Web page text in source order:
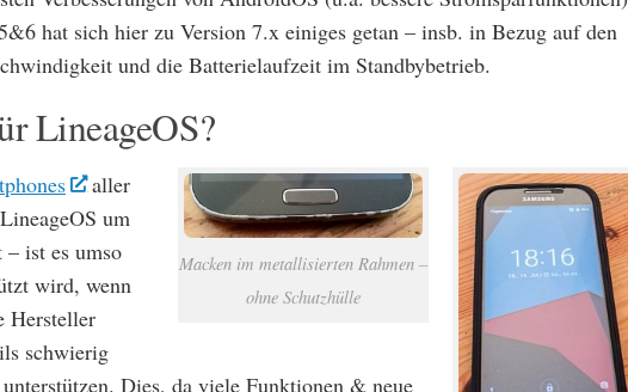
hat sich hier zu Version 7.x einiges getan – insb. in Bezug auf den
und die Batterielaufzeit im Standbybetrieb.
LineageOS?
Macken im metallisierten Rahmen –
ohne Schutzhülle
aller
um
ist es umso
wird, wenn
Hersteller
schwierig
Dies, da viele Funktionen & neue